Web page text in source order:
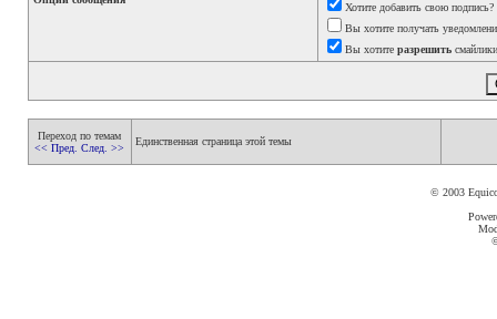
Хотите добавить свою подпись?
Вы хотите получать
Вы хотите разрешить
Переход по темам
<< Пред. След. >>
Единственная страница этой темы
© 2003